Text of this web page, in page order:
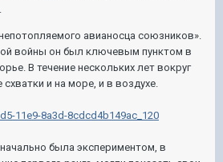
авианосца союзников».
войны он был ключевым пунктом в
В течение нескольких лет вокруг
и на море, и в воздухе.
была экспериментом, в